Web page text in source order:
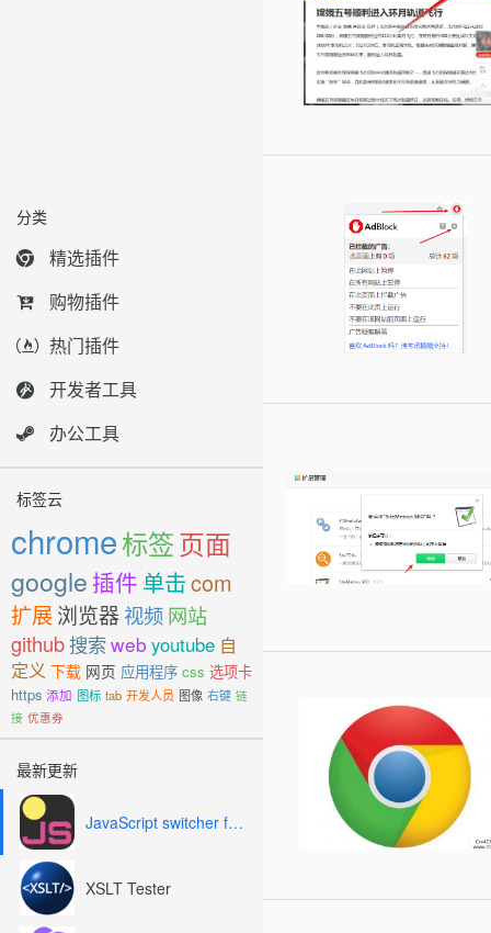
分类
精选插件
购物插件
热门插件
开发者工具
办公工具
标签云
chrome标签页面
google 插件 单击com
扩展浏览器 视频网站
github搜索web youtube 自
定义 下载 网页 应用程序 css 选项卡
https 添加 图标 tab 开发人员 图像 右键 链
接 优惠券
最新更新
JavaScript switcher for SEO and development
XSLT Tester